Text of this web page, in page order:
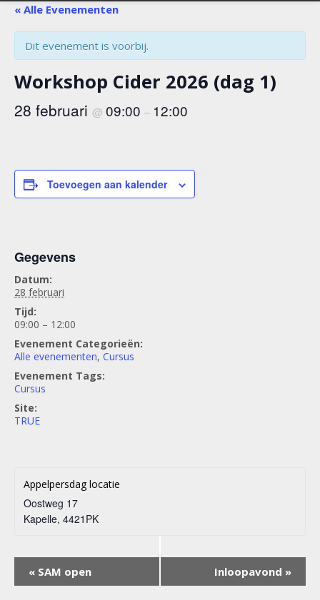
« Alle Evenementen
Dit evenement is voorbij.
Workshop Cider 2026 (dag 1)
28 februari @ 09:00 – 12:00
Toevoegen aan kalender
Gegevens
Datum:
28 februari
Tijd:
09:00 – 12:00
Evenement Categorieën:
Alle evenementen, Cursus
Evenement Tags:
Cursus
Site:
TRUE
Appelpersdag locatie
Oostweg 17
Kapelle, 4421PK
Evenement
Navigatie
« SAM open Inloopavond »